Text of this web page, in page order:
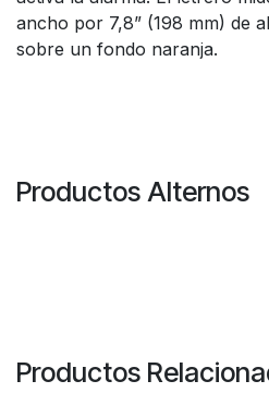
ancho por 7,8” (198 mm) de
sobre un fondo naranja.
Productos Alternos
Productos